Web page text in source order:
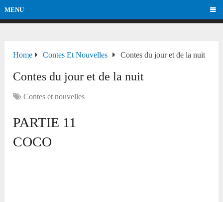
MENU
Home Contes Et Nouvelles Contes du jour et de la nuit
Contes du jour et de la nuit
Contes et nouvelles
PARTIE 11
COCO